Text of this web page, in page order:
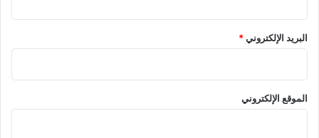
البريد الإلكتروني*
الموقع الإلكتروني